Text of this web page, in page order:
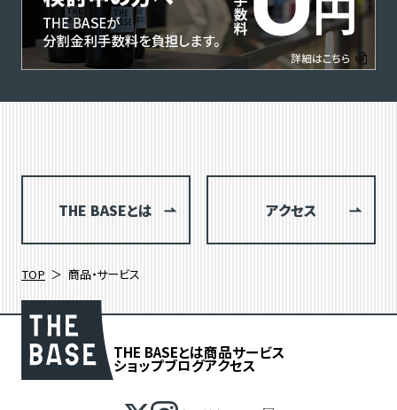
THE BASEとは アクセス
TOP 商品・サービス
THE BASEとは商品サービス
ショップブログアクセス